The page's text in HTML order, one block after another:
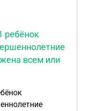
ребёнок
всем или